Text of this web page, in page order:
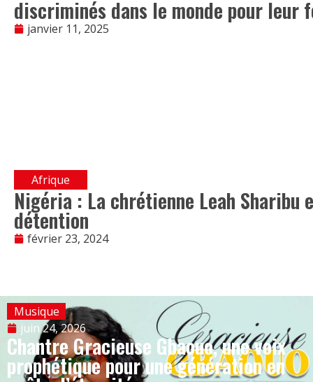
discriminés dans le monde pour leur
janvier 11, 2025
Afrique
Nigéria : La chrétienne Leah Sharibu
détention
février 23, 2024
Musique
juin 24, 2026
Chantre Gracieuse Gbaouo, une voix
prophétique pour une génération en